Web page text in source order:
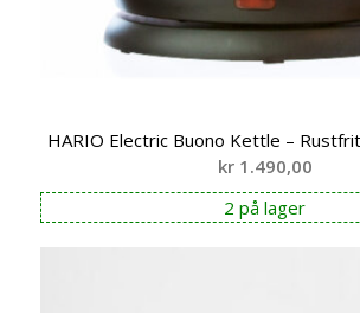
HARIO Electric Buono Kettle –
kr1.490,00
2 på lager